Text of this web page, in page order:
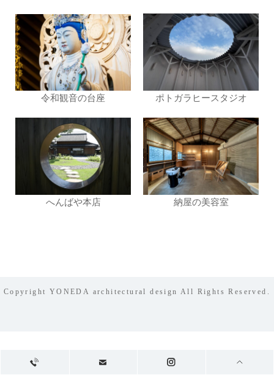
令和観音の台座 ポトガラヒースタジオ
へんばや本店 納屋の美容室
Copyright YONEDA architectural design All Rights Reserved.